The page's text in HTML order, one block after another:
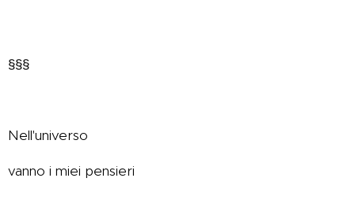
§§§
Nell'universo
vanno i miei pensieri